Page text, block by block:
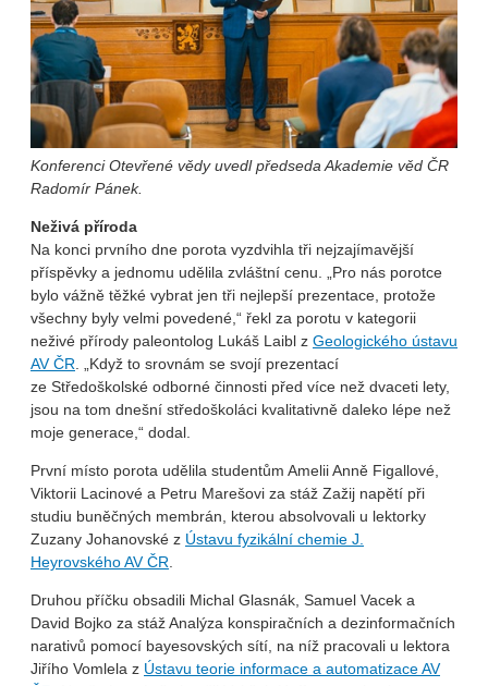
Konferenci Otevřené vědy uvedl předseda Akademie věd ČR
Radomír Pánek.
Neživá příroda
Na konci prvního dne porota vyzdvihla tři nejzajímavější
příspěvky a jednomu udělila zvláštní cenu. „Pro nás porotce
bylo vážně těžké vybrat jen tři nejlepší prezentace, protože
všechny byly velmi povedené,“ řekl za porotu v kategorii
neživé přírody paleontolog Lukáš Laibl z Geologického ústavu
AV ČR . „Když to srovnám se svojí prezentací
ze Středoškolské odborné činnosti před více než dvaceti lety,
jsou na tom dnešní středoškoláci kvalitativně daleko lépe než
moje generace,“ dodal.
První místo porota udělila studentům Amelii Anně Figallové,
Viktorii Lacinové a Petru Marešovi za stáž Zažij napětí při
studiu buněčných membrán, kterou absolvovali u lektorky
Zuzany Johanovské z Ústavu fyzikální chemie J.
Heyrovského AV ČR
Druhou příčku obsadili Michal Glasnák, Samuel Vacek a
David Bojko za stáž Analýza konspiračních a dezinformačních
narativů pomocí bayesovských sítí, na níž pracovali u lektora
Jiřího Vomlela z Ústavu teorie informace a automatizace AV